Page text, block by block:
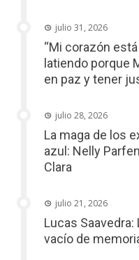
julio 31, 2026
“Mi corazón
latiendo porque
en paz y tener
julio 28, 2026
La maga de los
azul: Nelly
Clara
julio 21, 2026
Lucas Saavedra:
vacío de